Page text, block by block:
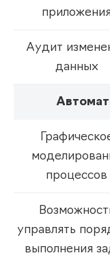
приложения
Аудит
данных
процессов
управлять
выполнения